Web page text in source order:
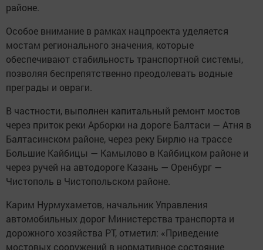
районе.
Особое внимание в рамках нацпроекта уделяется
мостам регионального значения, которые
обеспечивают стабильность транспортной системы,
позволяя беспрепятственно преодолевать водные
преграды и овраги.
В частности, выполнен капитальный ремонт мостов
через приток реки Арборки на дороге Балтаси — Атня в
Балтасинском районе, через реку Бирлю на трассе
Большие Кайбицы — Камылово в Кайбицком районе и
через ручей на автодороге Казань — Оренбург —
Чистополь в Чистопольском районе.
Карим Нурмухаметов, начальник Управления
автомобильных дорог Министерства транспорта и
дорожного хозяйства РТ, отметил: «Приведение
мостовых сооружений в нормативное состояние